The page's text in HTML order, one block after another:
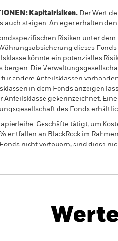
Kapitalrisiken. Der Wert
auch steigen. Anleger erhalten
Risiken unter dem
dieses
könnte ein potenzielles
bergen. Die
andere Anteilsklassen
in dem Fonds anzeigen
Anteilsklasse gekennzeichnet.
des Fonds
Geschäfte tätigt, um
entfallen an BlackRock im
nicht verteuern, sind diese
Wertentwicklung